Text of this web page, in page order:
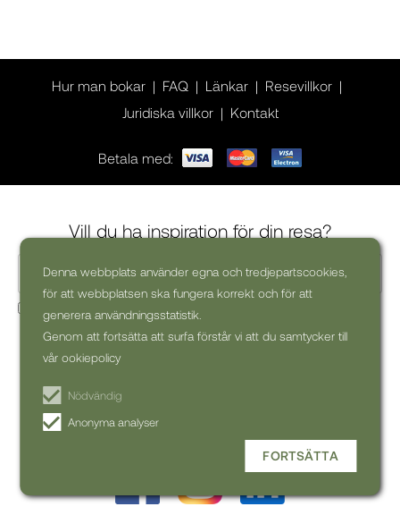
Denna webbplats använder egna och tredjepartscookies,
för att webbplatsen ska fungera korrekt och för att
generera användningsstatistik.
Genom att fortsätta att surfa förstår vi att du samtycker till
vår ookiepolicy
Nödvändig
Anonyma analyser
FORTSÄTTA
Hur man bokar FAQ Länkar
Resevillkor
Juridiska villkor
Kontakt
Betala med:
Vill du ha inspiration för din resa?
Ja, jag skulle vilja få kommersiella nyhetsbrev (kan alltid
avsluta prenumerationen)